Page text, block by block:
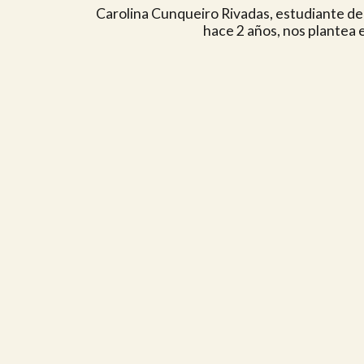
Carolina Cunqueiro Rivadas, estudiante
hace 2 años, nos